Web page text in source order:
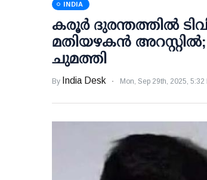
INDIA
കരൂര്‍ ദുരന്തത്തില്‍
മതിയഴകന്‍
ചുമത്തി
By India Desk Mon, Sep 29th, 2025, 5:32